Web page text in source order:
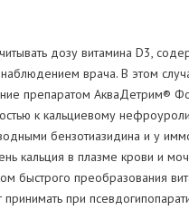
дозу витамина D3,
врача. В этом
препаратом АкваДетрим®
к кальциевому
бензотиазидина и у
кальция в плазме крови и
преобразования
при